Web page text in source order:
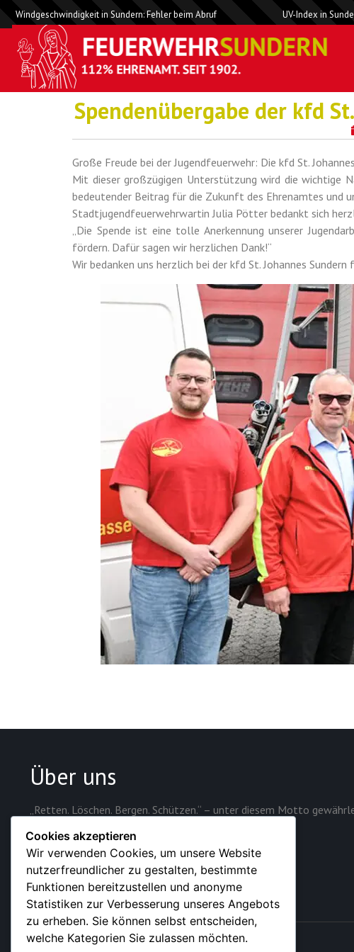
Windgeschwindigkeit in Sundern: Fehler beim Abruf UV-Index in
Spendenübergabe der kfd
Große Freude bei der Jugendfeuerwehr: Die kfd St.
Mit dieser großzügigen Unterstützung wird die wichtige
bedeutender Beitrag für die Zukunft des Ehrenamtes und
Stadtjugendfeuerwehrwartin Julia Pötter bedankt sich
„Die Spende ist eine tolle Anerkennung unserer
fördern. Dafür sagen wir herzlichen Dank!“
Wir bedanken uns herzlich bei der kfd St. Johannes
Über uns
„Retten. Löschen. Bergen. Schützen.“ – unter diesem Motto
Cookies akzeptieren
Wir verwenden Cookies, um unsere Website
nutzerfreundlicher zu gestalten, bestimmte
Funktionen bereitzustellen und anonyme
Statistiken zur Verbesserung unseres Angebots
zu erheben. Sie können selbst entscheiden,
welche Kategorien Sie zulassen möchten.